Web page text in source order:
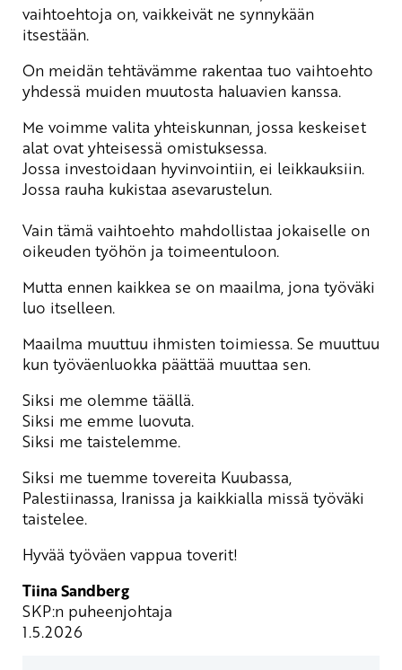
vaihtoehtoja on, vaikkeivät ne synnykään
itsestään.
On meidän tehtävämme rakentaa tuo vaihtoehto
yhdessä muiden muutosta haluavien kanssa.
Me voimme valita yhteiskunnan, jossa keskeiset
alat ovat yhteisessä omistuksessa.
Jossa investoidaan hyvinvointiin, ei leikkauksiin.
Jossa rauha kukistaa asevarustelun.
Vain tämä vaihtoehto mahdollistaa jokaiselle on
oikeuden työhön ja toimeentuloon.
Mutta ennen kaikkea se on maailma, jona työväki
luo itselleen.
Maailma muuttuu ihmisten toimiessa. Se muuttuu
kun työväenluokka päättää muuttaa sen.
Siksi me olemme täällä.
Siksi me emme luovuta.
Siksi me taistelemme.
Siksi me tuemme tovereita Kuubassa,
Palestiinassa, Iranissa ja kaikkialla missä työväki
taistelee.
Hyvää työväen vappua toverit!
Tiina Sandberg
SKP:n puheenjohtaja
1.5.2026